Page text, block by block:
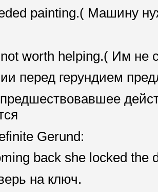
painting.( Машину
worth helping.( Им не
перед герундием
Gerund:
back she locked the
на ключ.